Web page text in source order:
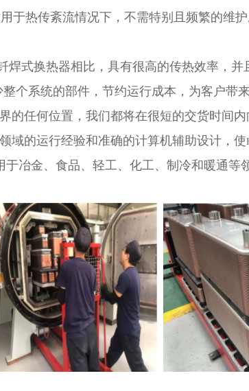
于热传紊流情况下，不需特别且频繁的维护
焊式换热器相比，具有很高的传热效率，并
个系统的部件，节约运行成本，为客户带来
的任何位置，我们都将在很短的交货时间
域的运行经验和准确的计算机辅助设计，使
于冶金、食品、轻工、化工、制冷和暖通等